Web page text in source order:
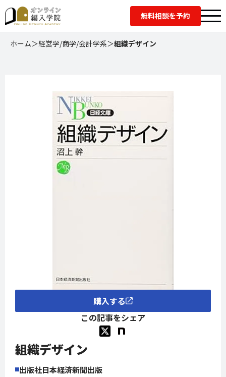
無料相談を予約
ホーム＞経営学/商学/会計学系＞組織デザイン
購入する
この記事をシェア
組織デザイン
出版社日本経済新聞出版